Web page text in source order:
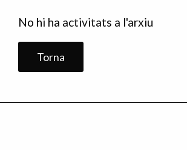
No hi ha activitats a l'arxiu
Torna